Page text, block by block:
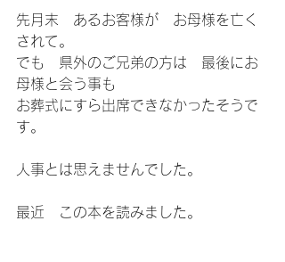
先月末　あるお客様が　お母様を亡く
されて。
でも　県外のご兄弟の方は　最後にお
母様と会う事も
お葬式にすら出席できなかったそうで
す。
人事とは思えませんでした。
最近　この本を読みました。